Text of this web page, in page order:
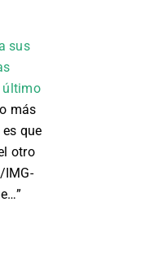
sus
último
más
que
otro
”